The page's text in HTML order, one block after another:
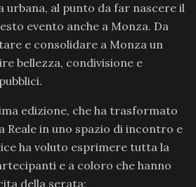
urbana, al punto da far nascere il
evento anche a Monza. Da
e consolidare a Monza un
bellezza, condivisione e
edizione, che ha trasformato
Reale in uno spazio di incontro e
ha voluto esprimere tutta la
e a coloro che hanno
della serata: